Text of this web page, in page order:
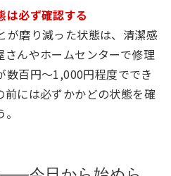
必ず確認する
が磨り減った状態は、清潔感
さんやホームセンターで修理
数百円〜1,000円程度ででき
前には必ずかかどの状態を確